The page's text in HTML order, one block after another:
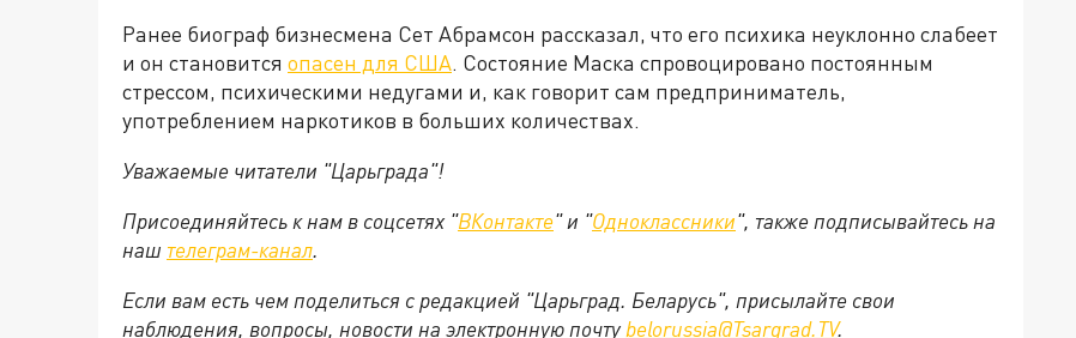
Ранее биограф бизнесмена Сет Абрамсон рассказал, что его психика неуклонно слабеет
и он становится опасен для США. Состояние Маска спровоцировано постоянным
стрессом, психическими недугами и, как говорит сам предприниматель,
употреблением наркотиков в больших количествах.
Уважаемые читатели "Царьграда"!
Присоединяйтесь к нам в соцсетях "ВКонтакте" и "Одноклассники", также подписывайтесь на
наш телеграм-канал.
Если вам есть чем поделиться с редакцией "Царьград. Беларусь", присылайте свои
наблюдения, вопросы, новости на электронную почту belorussia@Tsargrad.TV.